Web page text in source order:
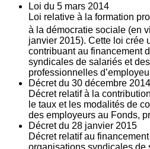
Loi du 5 mars 2014
Loi relative à la formation
à la démocratie sociale (en
janvier 2015). Cette loi crée
contribuant au financement
syndicales de salariés et
professionnelles
Décret du 30 décembre 2014
Décret relatif à la
le taux et les modalités de
des employeurs au Fonds,
Décret du 28 janvier 2015
Décret relatif au